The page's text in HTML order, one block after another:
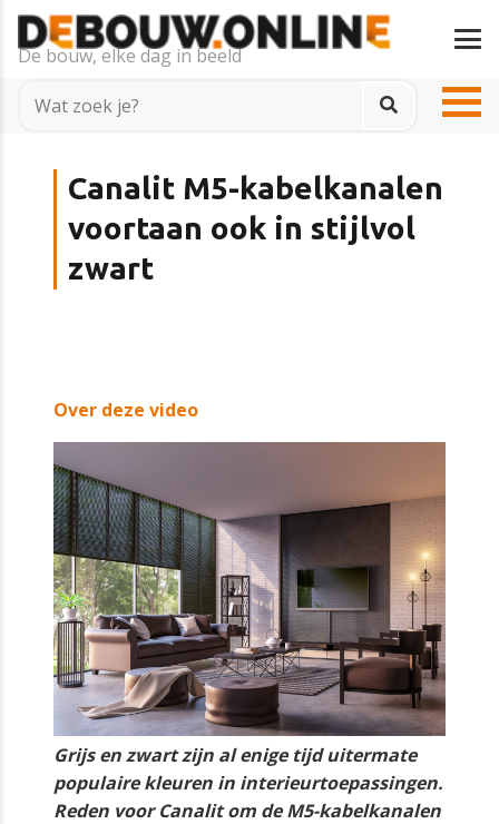
De bouw, elke dag in beeld
Canalit M5-kabelkanalen
voortaan ook in stijlvol
zwart
Over deze video
Grijs en zwart zijn al enige tijd uitermate
populaire kleuren in interieurtoepassingen.
Reden voor Canalit om de M5-kabelkanalen